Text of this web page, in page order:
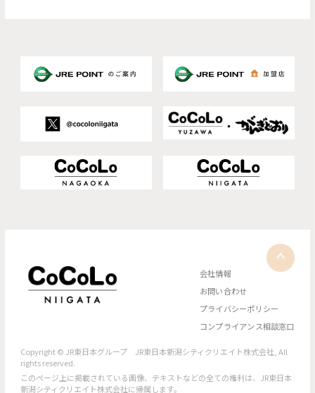
会社情報
お問い合わせ
プライバシーポリシー
コンプライアンス相談窓口
Copyright © JR東日本グループ JR東日本新潟シティクリエイト株式会社, All
rights reserved.
このページ上に掲載されている画像、テキストなどの全ての権利は、JR東日本
新潟シティクリエイト株式会社に帰属します。